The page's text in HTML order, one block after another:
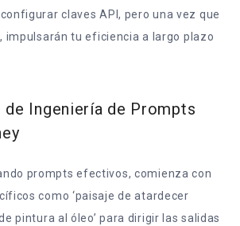
claves API, pero una vez que
impulsarán tu eficiencia a largo plazo
de Ingeniería de Prompts
prompts efectivos, comienza con
como ‘paisaje de atardecer
pintura al óleo’ para dirigir las salidas